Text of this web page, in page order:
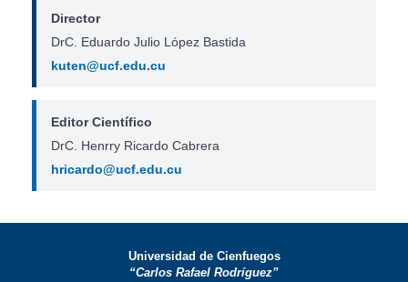
Director
DrC. Eduardo Julio López Bastida
kuten@ucf.edu.cu
Editor Científico
DrC. Henrry Ricardo Cabrera
hricardo@ucf.edu.cu
Universidad de Cienfuegos
“Carlos Rafael Rodríguez”